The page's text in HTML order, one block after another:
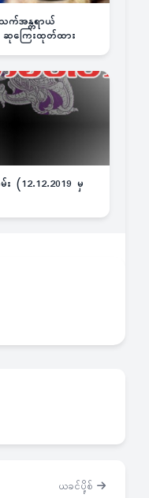
က်အန္တရာယ်
ဆုကြေးထုတ်ထား
(12.12.2019 မှ
ယခင်ပို့စ်